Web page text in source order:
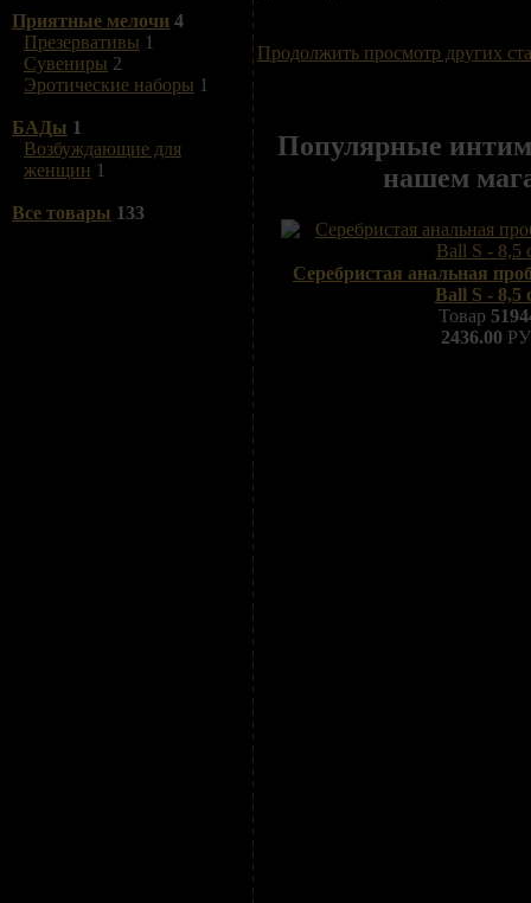
Приятные мелочи 4
Презервативы 1
Сувениры 2
Эротические наборы 1
БАДы 1
Возбуждающие для
женщин 1
Все товары 133
Продолжить просмотр других
Популярные
нашем
Серебристая анальная
Ball S - 8,5
Товар
2436.00